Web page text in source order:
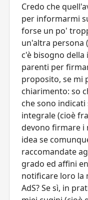
Credo che
per informarmi
forse un po'
un'altra persona
c'è bisogno
parenti per
proposito, se mi
chiarimento: so
che sono
integrale (cioè
devono firmare i
idea se
raccomandate
grado ed affini
notificare loro la
AdS? Se sì, in